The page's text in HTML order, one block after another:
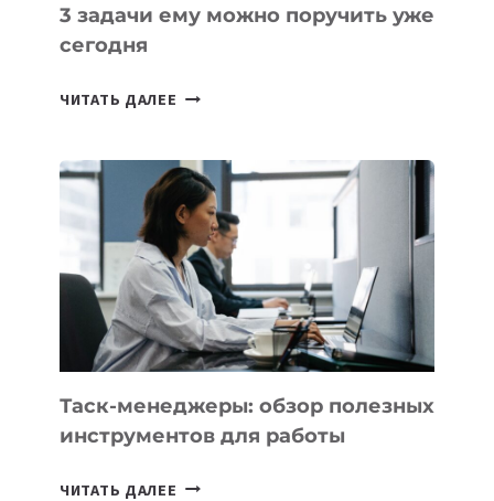
3 задачи ему можно поручить уже
сегодня
ЧИТАТЬ ДАЛЕЕ ИИ-
БИЗНЕСА:
КАКИЕ
3
ЗАДАЧИ
ЕМУ
МОЖНО
ПОРУЧИТЬ
УЖЕ
Таск-менеджеры: обзор полезных
инструментов для работы
ЧИТАТЬ ДАЛЕЕ ТАСК-